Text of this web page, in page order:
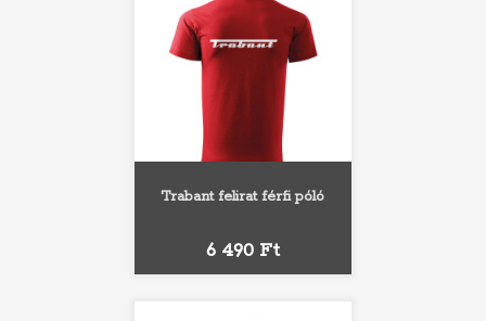
Trabant felirat férfi póló
Ár
6 490 Ft